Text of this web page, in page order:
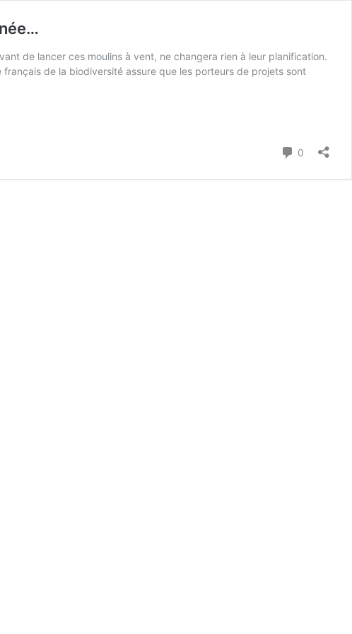
de lancer ces moulins à vent, ne changera rien à leur planification.
de la biodiversité assure que les porteurs de projets sont
0